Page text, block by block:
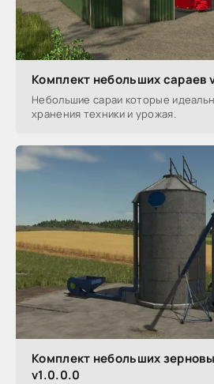
Комплект небольших сараев
Небольшие сараи которые
хранения техники и урожая.
Комплект небольших
v1.0.0.0